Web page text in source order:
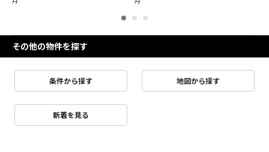
その他の物件を探す
条件から探す 地図から探す
新着を見る